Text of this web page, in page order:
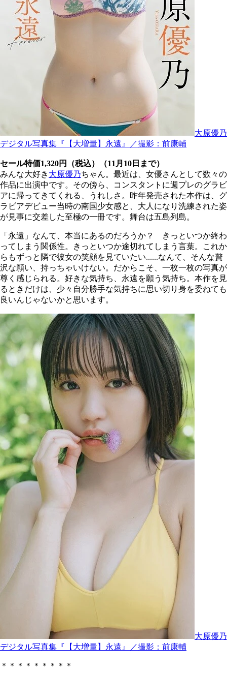
大原優乃
デジタル写真集『【大増量】永遠』／撮影：前康輔
セール特価1,320円（税込）（11月10日まで）
みんな大好き 大原優乃ちゃん。最近は、女優さんとして数々の
作品に出演中です。その傍ら、コンスタントに週プレのグラビ
アに帰ってきてくれる、うれしさ。昨年発売された本作は、グ
ラビアデビュー当時の南国少女感と、大人になり洗練された姿
が見事に交差した至極の一冊です。舞台は五島列島。
「永遠」なんて、本当にあるのだろうか？ きっといつか終わ
ってしまう関係性。きっといつか途切れてしまう言葉。これか
らもずっと隣で彼女の笑顔を見ていたい......なんて、そんな贅
沢な願い、持っちゃいけない。だからこそ、一枚一枚の写真が
尊く感じられる。好きな気持ち、永遠を願う気持ち。本作を見
るときだけは、少々自分勝手な気持ちに思い切り身を委ねても
良いんじゃないかと思います。
大原優乃
デジタル写真集『【大増量】永遠』／撮影：前康輔
＊＊＊＊＊＊＊＊＊